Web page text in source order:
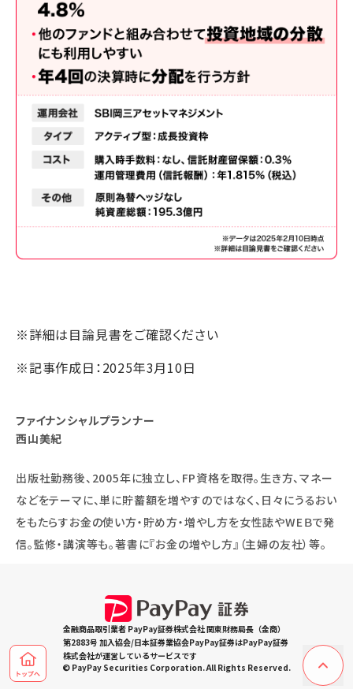
※詳細は目論見書をご確認ください
※記事作成日：2025年3月10日
ファイナンシャルプランナー
西山美紀
出版社勤務後、2005年に独立し、FP資格を取得。生き方、マネー
などをテーマに、単に貯蓄額を増やすのではなく、日々にうるおい
をもたらすお金の使い方・貯め方・増やし方を女性誌やWEＢで発
信。監修・講演等も。著書に『お金の増やし方』（主婦の友社）等。
金融商品取引業者 PayPay証券株式会社 関東財務局長（金商）
第2883号 加入協会/日本証券業協会PayPay証券はPayPay証券
株式会社が運営しているサービスです
© PayPay Securities Corporation. All Rights Reserved.